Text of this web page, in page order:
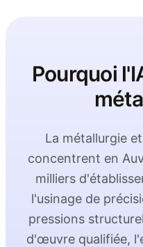
Pourquoi
La métallurgie
concentrent en
milliers
l'usinage de
pressions
d'œuvre qualifiée,